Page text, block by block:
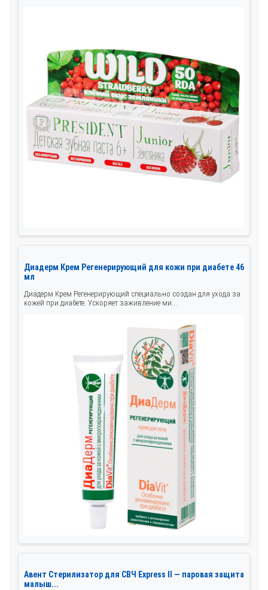
Диадерм Крем Регенерирующий для кожи при диабете 46
мл
Диадерм Крем Регенерирующий специально создан для ухода за
кожей при диабете. Ускоряет заживление ми...
Авент Стерилизатор для СВЧ Express II — паровая защита
малыш...